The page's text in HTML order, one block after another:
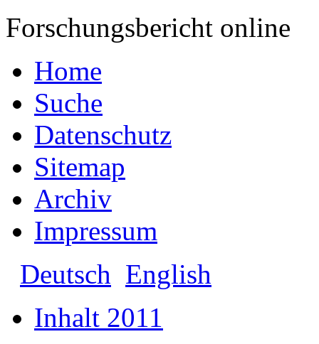
Forschungsbericht online
Home
Suche
Datenschutz
Sitemap
Archiv
Impressum
Deutsch English
Inhalt 2011